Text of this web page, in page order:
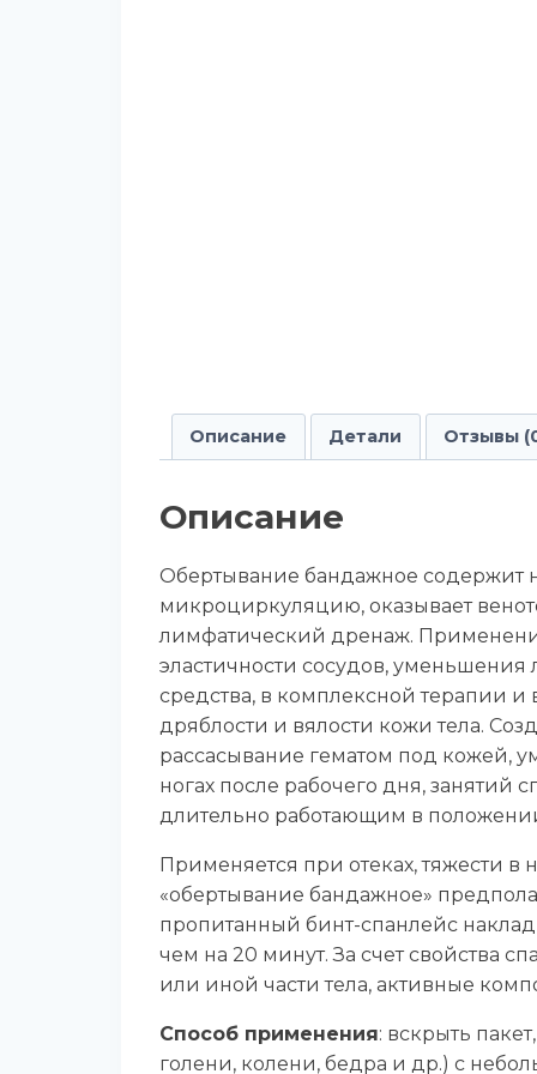
Описание Детали Отзывы
Описание
Обертывание бандажное содержит
микроциркуляцию, оказывает
лимфатический дренаж.
эластичности сосудов,
средства, в комплексной терапии
дряблости и вялости кожи тела.
рассасывание гематом под кожей,
ногах после рабочего дня,
длительно работающим в
Применяется при отеках, тяжести
«обертывание бандажное»
пропитанный бинт-спанлейс
чем на 20 минут. За счет свойства
или иной части тела, активные
Способ применения: вскрыть
голени, колени, бедра и др.) с